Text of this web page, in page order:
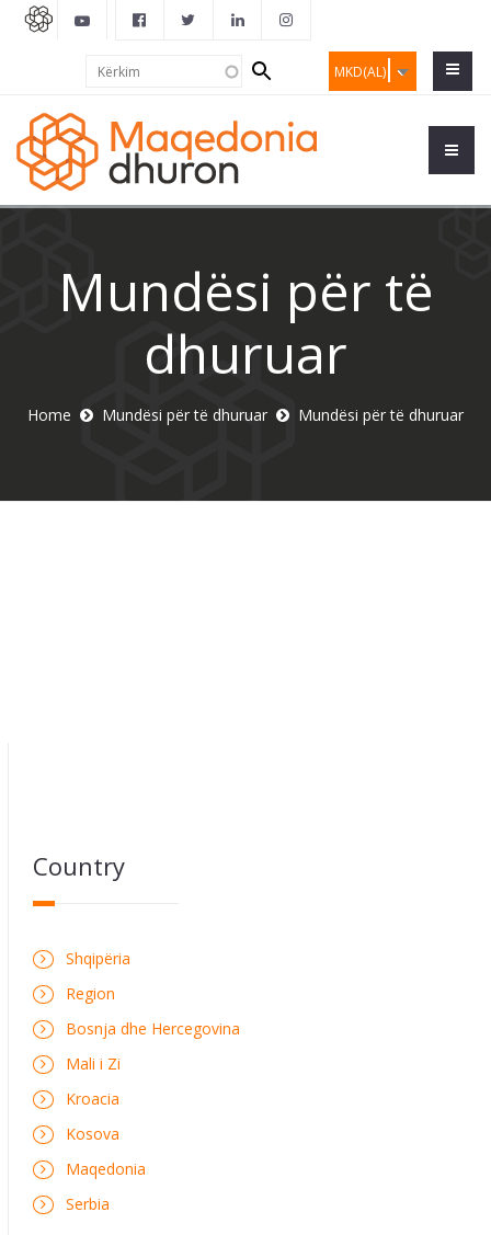
MKD(AL)
Search
form
Mundësi për të
dhuruar
Home Mundësi për të dhuruar Mundësi për të dhuruar
Country
Shqipëria
Region
Bosnja dhe Hercegovina
Mali i Zi
Kroacia
Kosova
Maqedonia
Serbia